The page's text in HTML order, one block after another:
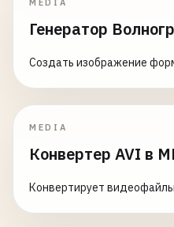
MEDIA
Генератор
Создать изображение
MEDIA
Конвертер AVI в
Конвертирует